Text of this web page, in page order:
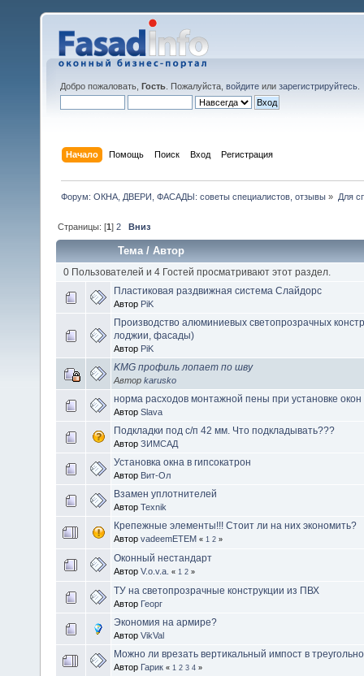
Добро пожаловать, Гость . Пожалуйста, войдите или зарегистрируйтесь
Начало Помощь Поиск Вход Регистрация
Форум: ОКНА, ДВЕРИ, ФАСАДЫ: советы специалистов, отзывы » Для
Страницы: [1]2 Вниз
Тема/Автор
0 Пользователей и 4 Гостей просматривают этот раздел.
Пластиковая раздвижная система Слайдорс
Автор PiK
Производство алюминиевых светопрозрачных
лоджии, фасады)
Автор PiK
KMG профиль лопает по шву
Автор karusko
норма расходов монтажной пены при установке окон
Автор Slava
Подкладки под с/п 42 мм. Что подкладывать???
Автор ЗИМСАД
Установка окна в гипсокатрон
Автор Вит-Ол
Взамен уплотнителей
Автор Texnik
Крепежные элементы!!! Стоит ли на них экономить?
Автор vadeemETEM « 1 2 »
Оконный нестандарт
Автор V.o.v.a. « 1 2 »
ТУ на светопрозрачные конструкции из ПВХ
Автор Георг
Экономия на армире?
Автор VikVal
Можно ли врезать вертикальный импост в
Автор Гарик « 1 2 3 4 »